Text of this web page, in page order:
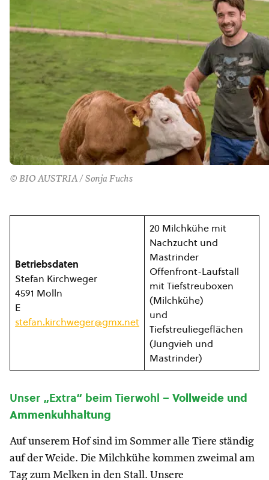
© BIO AUSTRIA / Sonja Fuchs
Betriebsdaten
Stefan Kirchweger
4591 Molln
E
stefan.kirchweger@gmx.net
20 Milchkühe mit
Nachzucht und
Mastrinder
Offenfront-Laufstall
mit Tiefstreuboxen
(Milchkühe)
und
Tiefstreuliegeflächen
(Jungvieh und
Mastrinder)
Unser „Extra“ beim Tierwohl – Vollweide und
Ammenkuhhaltung
Auf unserem Hof sind im Sommer alle Tiere ständig
auf der Weide. Die Milchkühe kommen zweimal am
Tag zum Melken in den Stall. Unsere